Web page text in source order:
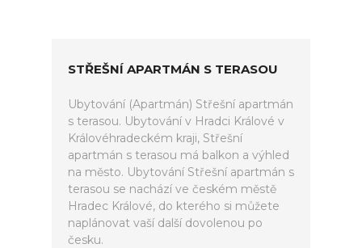
STŘEŠNÍ APARTMÁN S TERASOU
Ubytování (Apartmán) Střešní apartmán
s terasou. Ubytování v Hradci Králové v
Královéhradeckém kraji, Střešní
apartmán s terasou má balkon a výhled
na město. Ubytování Střešní apartmán s
terasou se nachází ve českém městě
Hradec Králové, do kterého si můžete
naplánovat vaší další dovolenou po
česku.